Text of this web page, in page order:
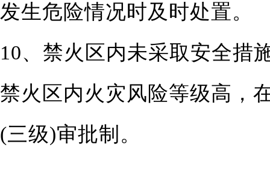
发生危险情况时及时处置。
10、禁火区内未采取安全措
禁火区内火灾风险等级高，
(三级)审批制。